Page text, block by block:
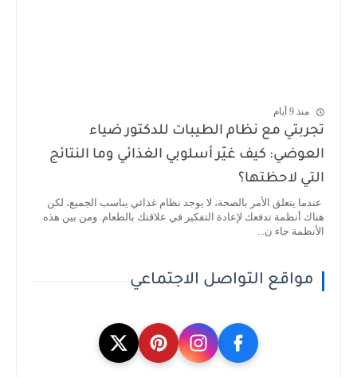
منذ 9 أيام
تجربتي مع نظام الطيبات للدكتور ضياء
العوضي: كيف غيّر أسلوبي الغذائي وما النتائج
التي لاحظتها؟
عندما يتعلق الأمر بالصحة، لا يوجد نظام غذائي يناسب الجميع، لكن
هناك أنظمة تدفعك لإعادة التفكير في علاقتك بالطعام. ومن بين هذه
الأنظمة جاء ن...
مواقع التواصل الاجتماعي